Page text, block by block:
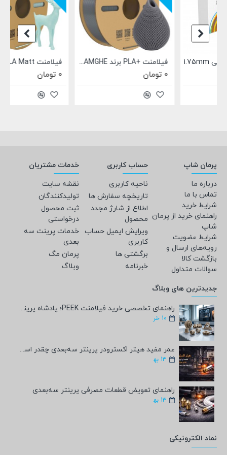
فیلامنت +PLA برند JAMGHE نقره ای 1.75mm فیلامنت PLA Matt مات برند JAMGHE آبی روشن 1.75mm
پرمان شاپ
درباره ما
تماس با ما
شرایط خرید
راهنمای خرید از پرمان
شاپ
شرایط عضویت
رویه‌های ارسال و
بازگشت کالا
سوالات متداول
حساب کاربری
ناحیه کاربری
تاریخچه سفارش ها
اطلاع از شارژ مجدد
محصول
ویرایش ایمیل حساب
کاربری
برگشتی ها
خبرنامه
خدمات مشتریان
نقشه سایت
تولیدکنندگان
ثبت محصول
درخواستی
خدمات پرینت سه
بعدی
پرمان مگ
وبلاگ
جدیدترین های وبلاگ
راهنمای تخصصی خرید فیلامنت PEEK؛ پادشاه پرینت سه‌بعدی صنعتی و پزشکی + مشخصات فنی
10 خر
عمر مفید هیتر اکسترودر پرینتر سه‌بعدی چقدر است؟
13 به‍
راهنمای تعویض قطعات مصرفی پرینتر سه‌بعدی
13 به‍
نماد الکترونیکی